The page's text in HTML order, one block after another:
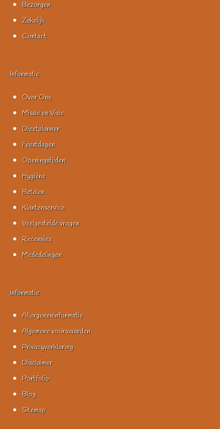
Bezorgen
Zakelijk
Contact
Informatie
Over Ons
Missie en Visie
Dieetplanner
Feestdagen
Openingstijden
Hygiëne
Betalen
Klantenservice
Veelgestelde vragen
Recensies
Mededelingen
Informatie
Allergeneninformatie
Algemene voorwaarden
Privacyverklaring
Disclaimer
Portfolio
Blog
Sitemap